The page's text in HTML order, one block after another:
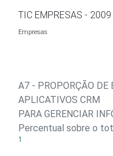
TIC EMPRESAS - 2009
Empresas
A7 - PROPORÇÃO DE
APLICATIVOS CRM
PARA GERENCIAR
Percentual sobre o
1